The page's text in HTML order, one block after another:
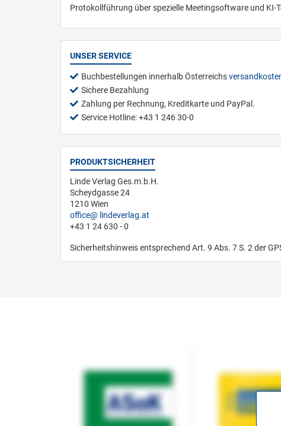
Protokollführung über spezielle Meetingsoftware und KI-
UNSER SERVICE
Buchbestellungen innerhalb Österreichs
Sichere Bezahlung
Zahlung per Rechnung, Kreditkarte und PayPal.
Service Hotline: +43 1 246 30-0
PRODUKTSICHERHEIT
Linde Verlag Ges.m.b.H.
Scheydgasse 24
1210 Wien
office
lindeverlag.at
+43 1 24 630 - 0
Sicherheitshinweis entsprechend Art. 9 Abs. 7 S. 2 der